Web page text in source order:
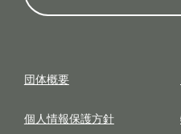
団体概要
個⼈情報保護⽅針